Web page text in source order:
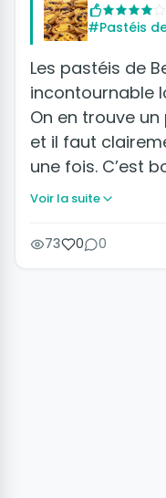
#Pastéis
Les pastéis de
incontournable
On en trouve
et il faut
une fois. C’est
Voir la suite
73 0 0